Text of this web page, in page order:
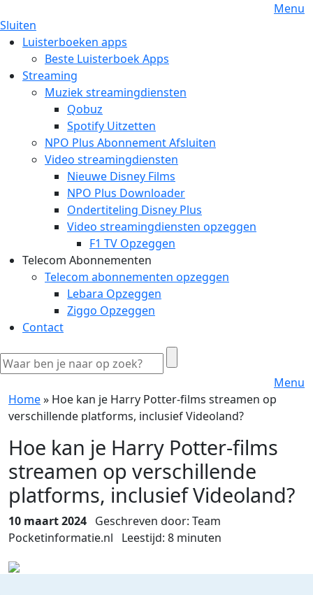
Menu
Sluiten
Luisterboeken apps
Beste Luisterboek Apps
Streaming
Muziek streamingdiensten
Qobuz
Spotify Uitzetten
NPO Plus Abonnement Afsluiten
Video streamingdiensten
Nieuwe Disney Films
NPO Plus Downloader
Ondertiteling Disney Plus
Video streamingdiensten opzeggen
F1 TV Opzeggen
Telecom Abonnementen
Telecom abonnementen opzeggen
Lebara Opzeggen
Ziggo Opzeggen
Contact
Menu
Home» Hoe kan je Harry Potter-films streamen op
verschillende platforms, inclusief Videoland?
Hoe kan je Harry Potter-films
streamen op verschillende
platforms, inclusief Videoland?
10 maart 2024 Geschreven door: Team
Pocketinformatie.nl Leestijd: 8 minuten